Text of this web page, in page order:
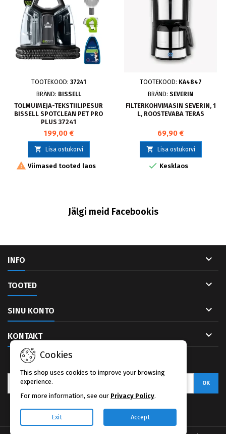
TOOTEKOOD: 37241
BRÄND: BISSELL
TOLMUIMEJA-TEKSTIILIPESUR
BISSELL SPOTCLEAN PET PRO
PLUS 37241
199,00 €
 Lisa ostukorvi
 Viimased tooted laos
TOOTEKOOD: KA4847
BRÄND: SEVERIN
FILTERKOHVIMASIN SEVERIN, 1
L, ROOSTEVABA TERAS
69,90 €
 Lisa ostukorvi
 Kesklaos
Jälgi meid Facebookis
INFO 
TOOTED 
SINU KONTO 
KONTAKT 
Cookies
This shop uses cookies to improve your browsing
experience.
For more information, see our Privacy Policy.
Exit Accept
Facebook